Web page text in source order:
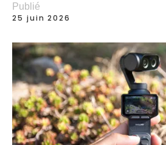
Publié
25 juin 2026